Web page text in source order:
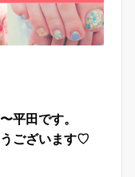
平田です。
ございます♡